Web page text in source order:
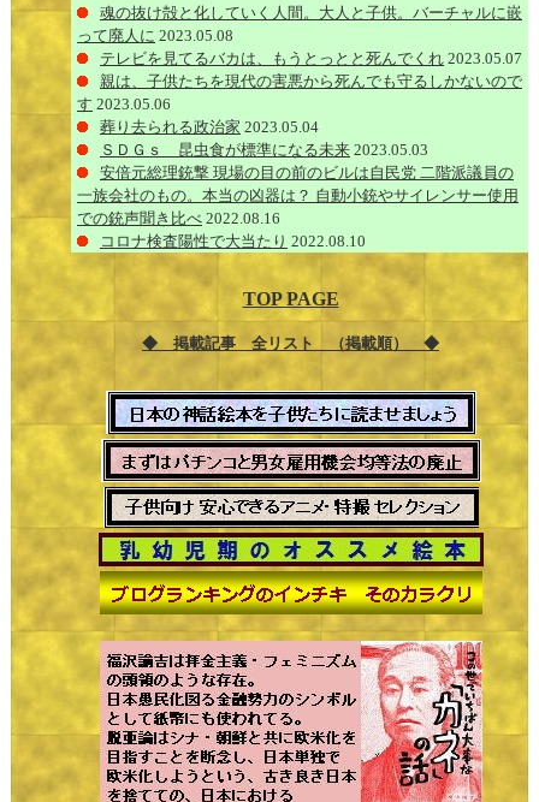
魂の抜け殻と化していく人間。大人と子供。バーチャルに嵌
って廃人に 2023.05.08
テレビを見てるバカは、もうとっとと死んでくれ 2023.05.07
親は、子供たちを現代の害悪から死んでも守るしかないので
す 2023.05.06
葬り去られる政治家 2023.05.04
ＳＤＧｓ 昆虫食が標準になる未来 2023.05.03
安倍元総理銃撃 現場の目の前のビルは自民党 二階派議員の
一族会社のもの。本当の凶器は？ 自動小銃やサイレンサー使用
での銃声聞き比べ 2022.08.16
コロナ検査陽性で大当たり 2022.08.10
TOP PAGE
◆ 掲載記事 全リスト （掲載順） ◆